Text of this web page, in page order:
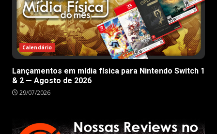
Calendário
Lançamentos em mídia física para Nintendo Switch 1
& 2 — Agosto de 2026
29/07/2026